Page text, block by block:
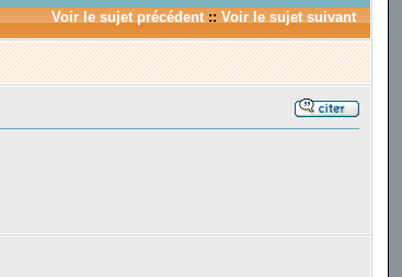
Voir le sujet précédent:: Voir le sujet suivant